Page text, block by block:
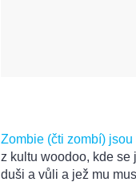
Zombie (čti zombí)
z kultu woodoo, kde
duši a vůli a jež mu